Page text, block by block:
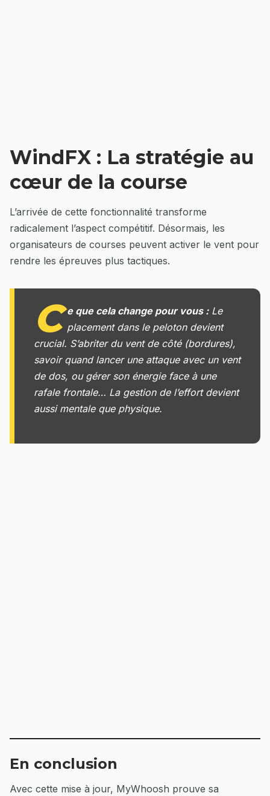
WindFX : La stratégie au
cœur de la course
L’arrivée de cette fonctionnalité transforme
radicalement l’aspect compétitif. Désormais, les
organisateurs de courses peuvent activer le vent pour
rendre les épreuves plus tactiques.
C e que cela change pour vous :Le
placement dans le peloton devient
crucial. S’abriter du vent de côté (bordures),
savoir quand lancer une attaque avec un vent
de dos, ou gérer son énergie face à une
rafale frontale… La gestion de l’effort devient
aussi mentale que physique.
En conclusion
Avec cette mise à jour, MyWhoosh prouve sa